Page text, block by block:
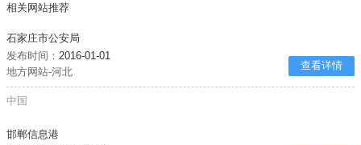
相关网站推荐
石家庄市公安局
发布时间：2016-01-01
地方网站-河北
查看详情
中国
邯郸信息港